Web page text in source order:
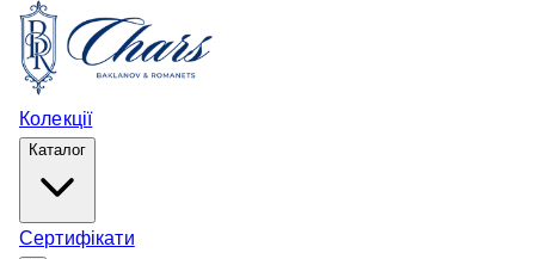
Колекції
Каталог
Сертифікати